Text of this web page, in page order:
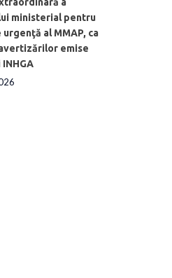
ministerial pentru
al MMAP, ca
emise
INHGA